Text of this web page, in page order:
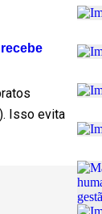
Isso evita